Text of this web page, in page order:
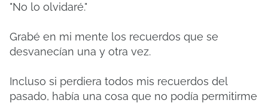
"No lo olvidaré."
Grabé en mi mente los recuerdos que se
desvanecían una y otra vez.
Incluso si perdiera todos mis recuerdos del
pasado, había una cosa que no podía permitirme